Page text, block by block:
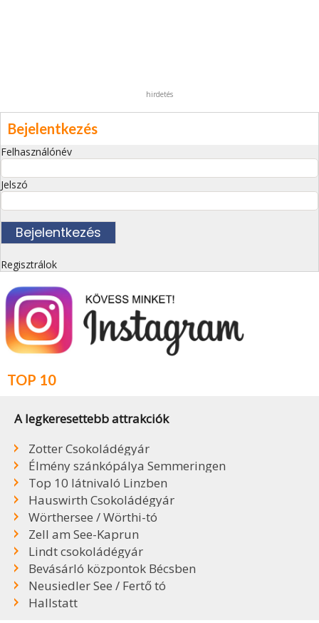
hirdetés
Bejelentkezés
Felhasználónév
Jelszó
Regisztrálok
TOP 10
A legkeresettebb attrakciók
Zotter Csokoládégyár
Élmény szánkópálya Semmeringen
Top 10 látnivaló Linzben
Hauswirth Csokoládégyár
Wörthersee / Wörthi-tó
Zell am See-Kaprun
Lindt csokoládégyár
Bevásárló központok Bécsben
Neusiedler See / Fertő tó
Hallstatt